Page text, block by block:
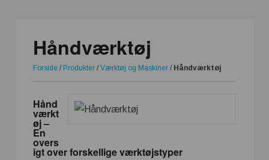
Håndværktøj
Forside / Produkter / Værktøj og Maskiner / Håndværktøj
Hånd
værkt
øj –
En
overs
igt over forskellige værktøjstyper